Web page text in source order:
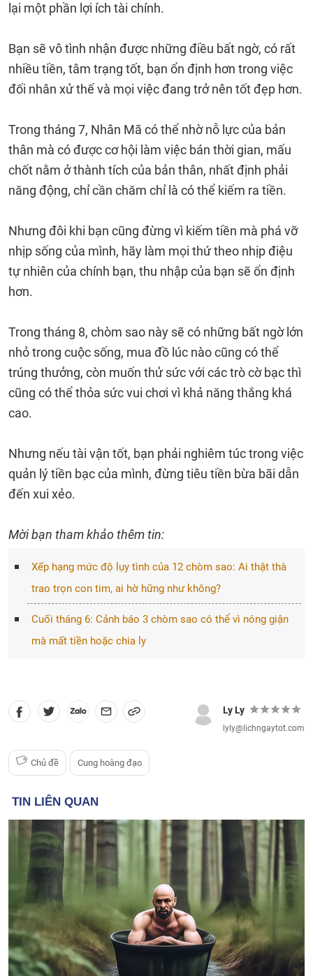
lại một phần lợi ích tài chính.
Bạn sẽ vô tình nhận được những điều bất ngờ, có rất
nhiều tiền, tâm trạng tốt, bạn ổn định hơn trong việc
đối nhân xử thế và mọi việc đang trở nên tốt đẹp hơn.
Trong tháng 7, Nhân Mã có thể nhờ nỗ lực của bản
thân mà có được cơ hội làm việc bán thời gian, mấu
chốt nằm ở thành tích của bản thân, nhất định phải
năng động, chỉ cần chăm chỉ là có thể kiếm ra tiền.
Nhưng đôi khi bạn cũng đừng vì kiếm tiền mà phá vỡ
nhịp sống của mình, hãy làm mọi thứ theo nhịp điệu
tự nhiên của chính bạn, thu nhập của bạn sẽ ổn định
hơn.
Trong tháng 8, chòm sao này sẽ có những bất ngờ lớn
nhỏ trong cuộc sống, mua đồ lúc nào cũng có thể
trúng thưởng, còn muốn thử sức với các trò cờ bạc thì
cũng có thể thỏa sức vui chơi vì khả năng thắng khá
cao.
Nhưng nếu tài vận tốt, bạn phải nghiêm túc trong việc
quản lý tiền bạc của mình, đừng tiêu tiền bừa bãi dẫn
đến xui xẻo.
Mời bạn tham khảo thêm tin:
Xếp hạng mức độ lụy tình của 12 chòm sao: Ai thật thà
trao trọn con tim, ai hờ hững như không?
Cuối tháng 6: Cảnh báo 3 chòm sao có thể vì nóng giận
mà mất tiền hoặc chia ly
Ly Ly
lyly@lichngaytot.com
Chủ đề Cung hoàng đạo